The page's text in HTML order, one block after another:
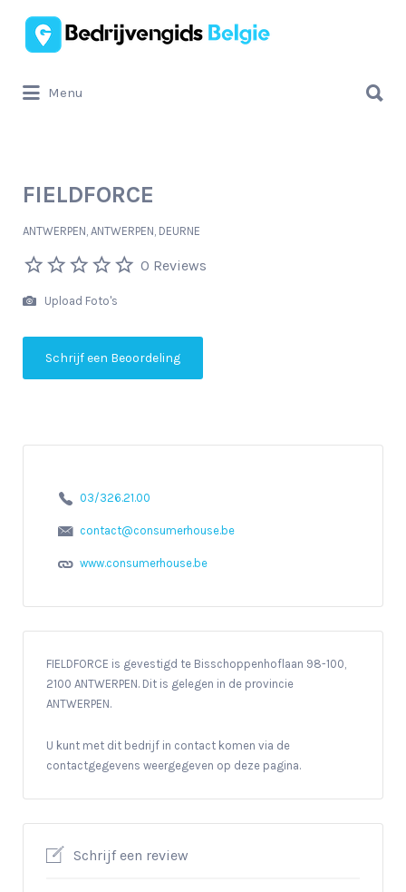
Zoek
naar:
Menu
naar:
FIELDFORCE
ANTWERPEN, ANTWERPEN, DEURNE
0 Reviews
Upload Foto's
Schrijf een Beoordeling
03/326.21.00
contact@consumerhouse.be
www.consumerhouse.be
FIELDFORCE is gevestigd te Bisschoppenhoflaan 98-100,
2100 ANTWERPEN. Dit is gelegen in de provincie
ANTWERPEN.
U kunt met dit bedrijf in contact komen via de
contactgegevens weergegeven op deze pagina.
Schrijf een review